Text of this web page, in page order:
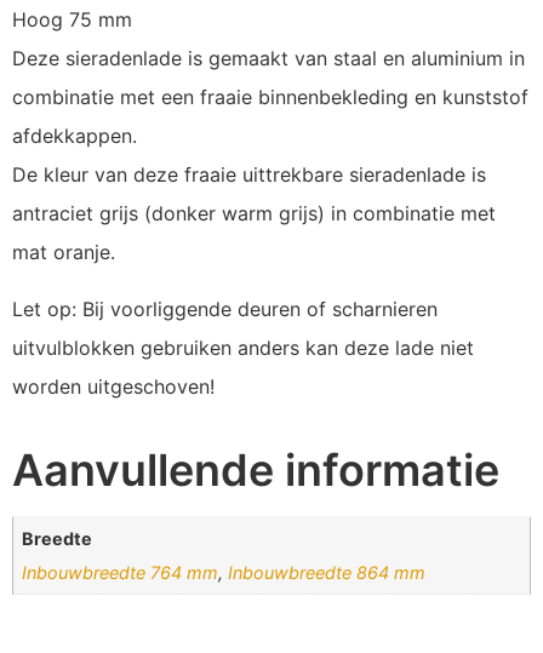
Hoog 75 mm
Deze sieradenlade is gemaakt van staal en aluminium in
combinatie met een fraaie binnenbekleding en kunststof
afdekkappen.
De kleur van deze fraaie uittrekbare sieradenlade is
antraciet grijs (donker warm grijs) in combinatie met
mat oranje.
Let op: Bij voorliggende deuren of scharnieren
uitvulblokken gebruiken anders kan deze lade niet
worden uitgeschoven!
Aanvullende informatie
Breedte
Inbouwbreedte 764 mm,Inbouwbreedte 864 mm